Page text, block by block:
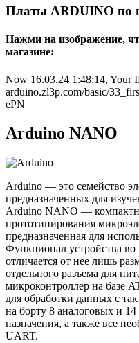
Платы ARDUINO по
Нажми на изображение,
магазине:
Now 16.03.24 1:48:14, Your
arduino.zl3p.com/basic/
ePN
Arduino NANO
Arduino — это семейство
предназначенных для
Arduino NANO —
прототипирования
предназначенная для
Функционал устройства
отличается от нее лишь
отдельного разъема для
микроконтроллер на базе
для обработки данных с
на борту 8 аналоговых и
назначения, а также все
UART.